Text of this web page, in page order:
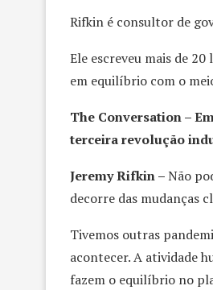
Rifkin é consultor de
Ele escreveu mais de
em equilíbrio com o
The Conversation –
terceira revolução
Jeremy Rifkin –Não
decorre das mudanças
Tivemos outras
acontecer. A atividade
fazem o equilíbrio no